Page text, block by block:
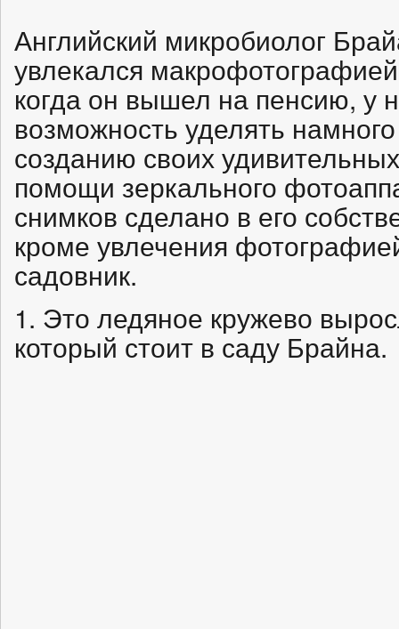
Английский микробиолог
увлекался
когда он вышел на пенсию, у
возможность уделять
созданию своих
помощи зеркального
снимков сделано в его
кроме увлечения
садовник.
1. Это ледяное кружево
который стоит в саду Брайна.